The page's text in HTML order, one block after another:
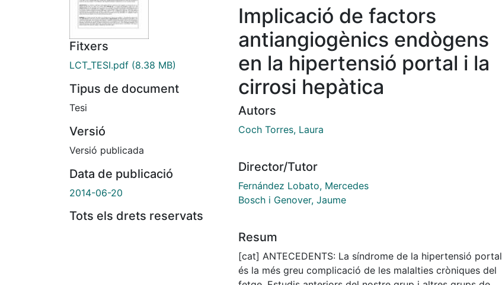
Fitxers
LCT_TESI.pdf (8.38 MB)
Tipus de document
Tesi
Versió
Versió publicada
Data de publicació
2014-06-20
Tots els drets reservats
Implicació de factors
antiangiogènics endògens
en la hipertensió portal i la
cirrosi hepàtica
Autors
Coch Torres, Laura
Director/Tutor
Fernández Lobato, Mercedes
Bosch i Genover, Jaume
Resum
[cat] ANTECEDENTS: La síndrome de la hipertensió portal
és la més greu complicació de les malalties cròniques del